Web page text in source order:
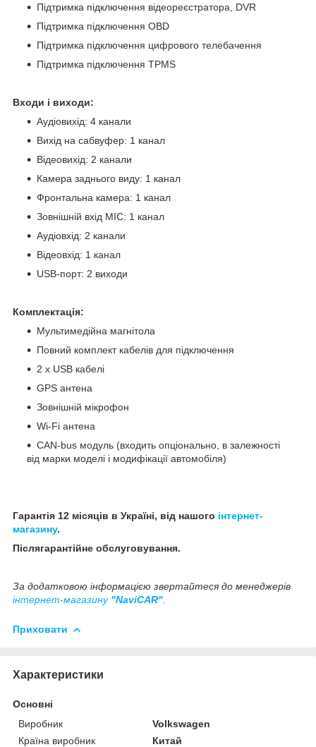
Підтримка підключення відеореєстратора, DVR
Підтримка підключення OBD
Підтримка підключення цифрового телебачення
Підтримка підключення TPMS
Входи і виходи:
Аудіовихід: 4 канали
Вихід на сабвуфер: 1 канал
Відеовихід: 2 канали
Камера заднього виду: 1 канал
Фронтальна камера: 1 канал
Зовнішній вхід MIC: 1 канал
Аудіовхід: 2 канали
Відеовхід: 1 канал
USB-порт: 2 виходи
Комплектація:
Мультимедійна магнітола
Повний комплект кабелів для підключення
2 x USB кабелі
GPS антена
Зовнішній мікрофон
Wi-Fi антена
CAN-bus модуль (входить опціонально, в залежності
від марки моделі і модифікації автомобіля)
Гарантія 12 місяців в Україні, від нашого інтернет-
магазину.
Післягарантійне обслуговування.
За додатковою інформацією звертайтеся до менеджерів
інтернет-магазину "NaviCAR"
Приховати
Характеристики
Основні
Виробник
Volkswagen
Країна виробник
Китай